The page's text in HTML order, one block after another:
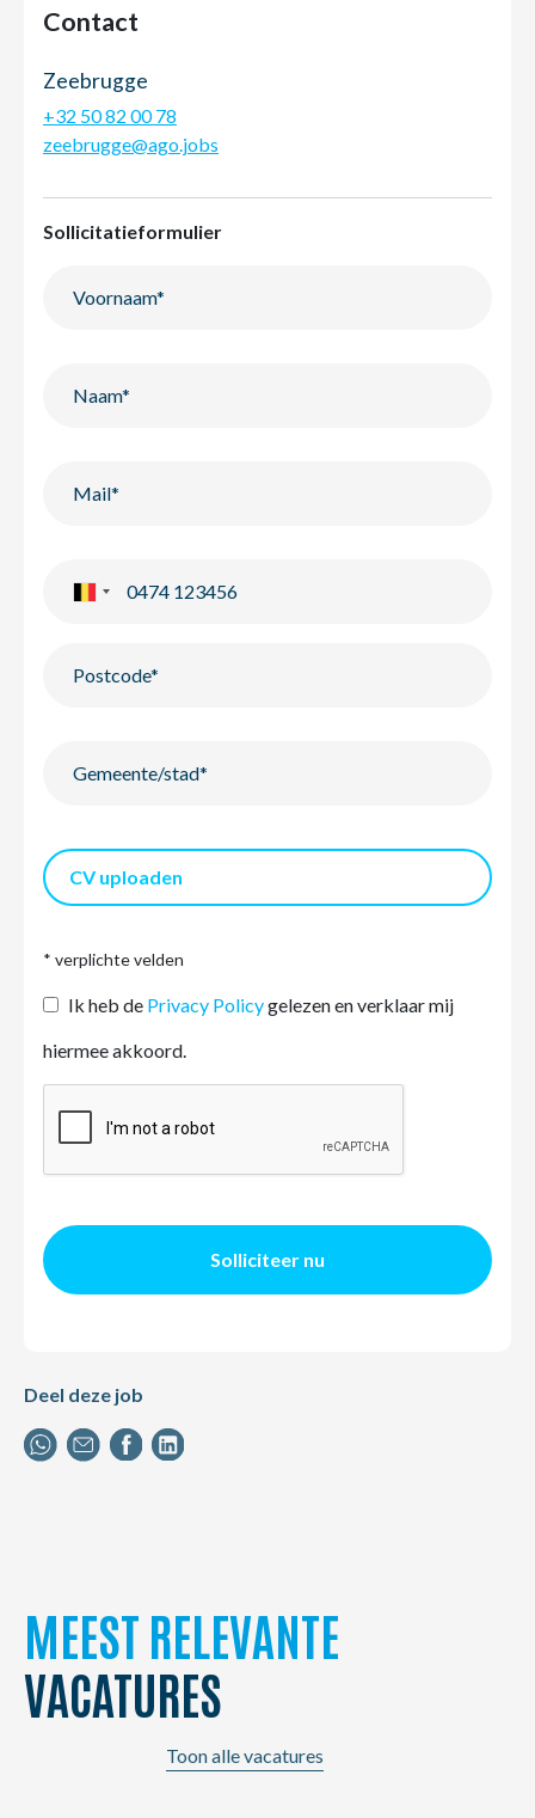
Contact
Zeebrugge
+32 50 82 00 78
zeebrugge@ago.jobs
Sollicitatieformulier
CV uploaden
* verplichte velden
Ik heb de Privacy Policygelezen en verklaar mij
hiermee akkoord.
Solliciteer nu
Deel deze job
MEEST RELEVANTE
VACATURES
Toon alle vacatures